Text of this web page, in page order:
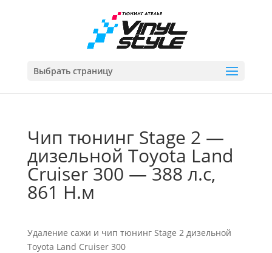
Выбрать страницу
Чип тюнинг Stage 2 —
дизельной Toyota Land
Cruiser 300 — 388 л.с,
861 Н.м
Удаление сажи и чип тюнинг Stage 2 дизельной
Toyota Land Cruiser 300